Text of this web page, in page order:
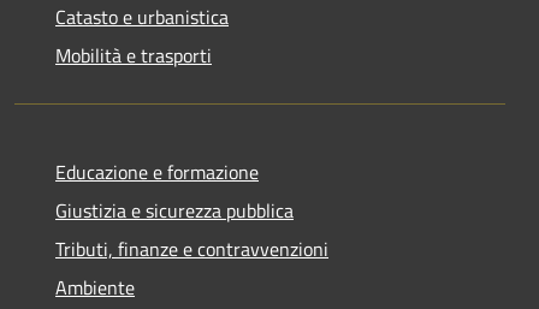
Catasto e urbanistica
Mobilità e trasporti
Educazione e formazione
Giustizia e sicurezza pubblica
Tributi, finanze e contravvenzioni
Ambiente